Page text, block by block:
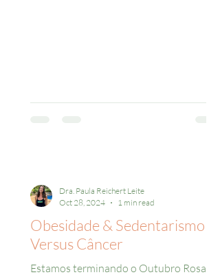
Obesidade & Sedentarismo
Versus Câncer
Estamos terminando o Outubro Rosa
Dra. Paula Reichert Leite
Oct 28, 2024
1 min read